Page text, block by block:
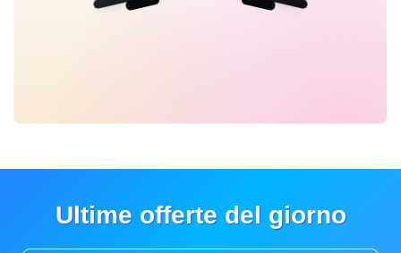
Ultime offerte del giorno